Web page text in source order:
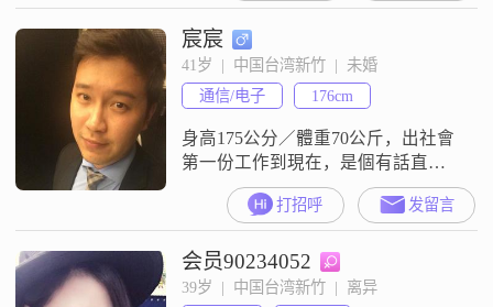
宸宸
41岁  |  中国台湾新竹  |  未婚
通信/电子
176cm
身高175公分／體重70公斤，出社會
第一份工作到現在，是個有話直
說、無話不談、幽默風趣的小鮮肉
一枚 。我的興趣 喜歡運動 聽聽音樂
喜歡各國異地的小吃 是個標準小吃
貨還有什麼想要知道了解的嗎？
打招呼 发留言
会员90234052
39岁  |  中国台湾新竹  |  离异